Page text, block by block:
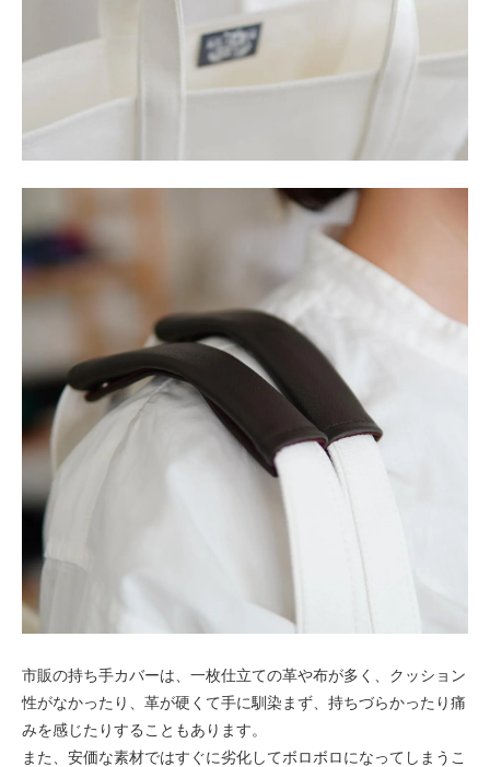
市販の持ち手カバーは、一枚仕立ての革や布が多く、クッション
性がなかったり、革が硬くて手に馴染まず、持ちづらかったり痛
みを感じたりすることもあります。
また、安価な素材ではすぐに劣化してボロボロになってしまうこ